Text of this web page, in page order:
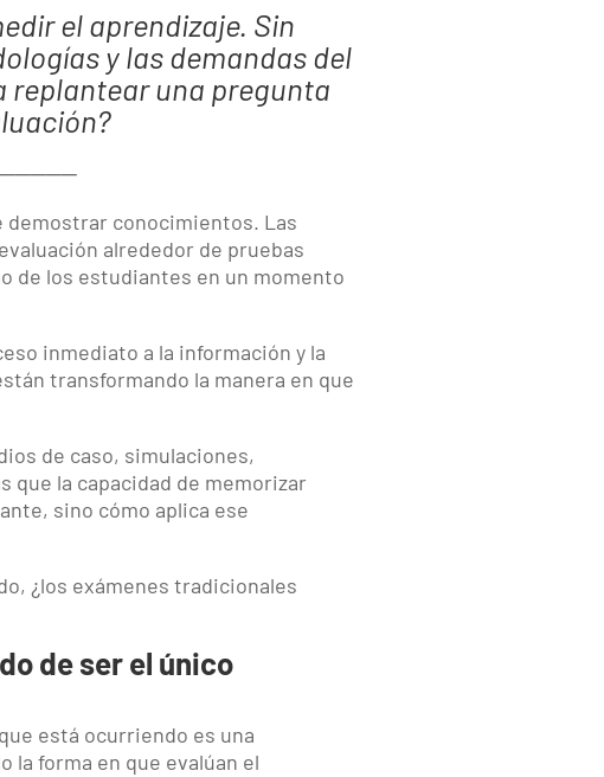
el aprendizaje. Sin
y las demandas del
replantear una pregunta
demostrar conocimientos. Las
alrededor de pruebas
de los estudiantes en un momento
inmediato a la información y la
transformando la manera en que
de caso, simulaciones,
que la capacidad de memorizar
sino cómo aplica ese
¿los exámenes tradicionales
de ser el único
está ocurriendo es una
forma en que evalúan el